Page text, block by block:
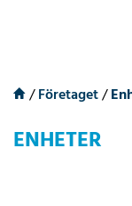
/Företaget/
ENHETER